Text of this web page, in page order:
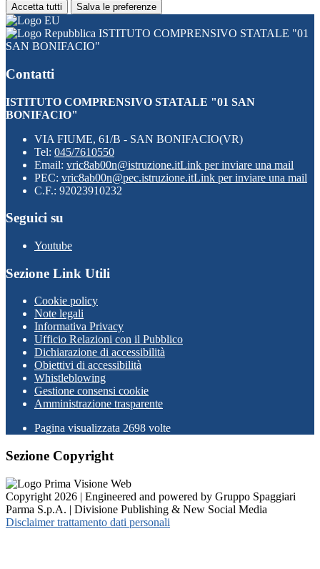
Accetta tutti Salva le preferenze
ISTITUTO COMPRENSIVO STATALE "01
SAN BONIFACIO"
Contatti
ISTITUTO COMPRENSIVO STATALE "01 SAN
BONIFACIO"
VIA FIUME, 61/B - SAN BONIFACIO(VR)
Tel: 045/7610550
Email: vric8ab00n@istruzione.itLink per inviare una mail
PEC: vric8ab00n@pec.istruzione.itLink per inviare una mail
C.F.: 92023910232
Seguici su
Youtube
Sezione Link Utili
Cookie policy
Note legali
Informativa Privacy
Ufficio Relazioni con il Pubblico
Dichiarazione di accessibilità
Obiettivi di accessibilità
Whistleblowing
Gestione consensi cookie
Amministrazione trasparente
Pagina visualizzata 2698 volte
Sezione Copyright
Copyright 2026 | Engineered and powered by Gruppo Spaggiari
Parma S.p.A. | Divisione Publishing & New Social Media
Disclaimer trattamento dati personali